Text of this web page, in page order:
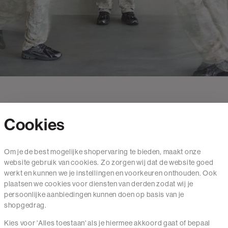
Mail ons
020 - 3412 650
Van maandag t/m vrijdag van 8.30 uur tot 18.00 uur.
Cookies
Om je de best mogelijke shopervaring te bieden, maakt onze
website gebruik van cookies. Zo zorgen wij dat de website goed
werkt en kunnen we je instellingen en voorkeuren onthouden. Ook
plaatsen we cookies voor diensten van derden zodat wij je
persoonlijke aanbiedingen kunnen doen op basis van je
shopgedrag.
Kies voor 'Alles toestaan' als je hiermee akkoord gaat of bepaal